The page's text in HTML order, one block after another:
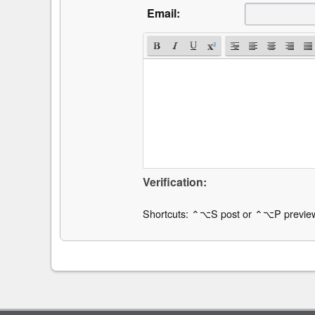
Email:
Verification:
Shortcuts: ⌃⌥S post or ⌃⌥P